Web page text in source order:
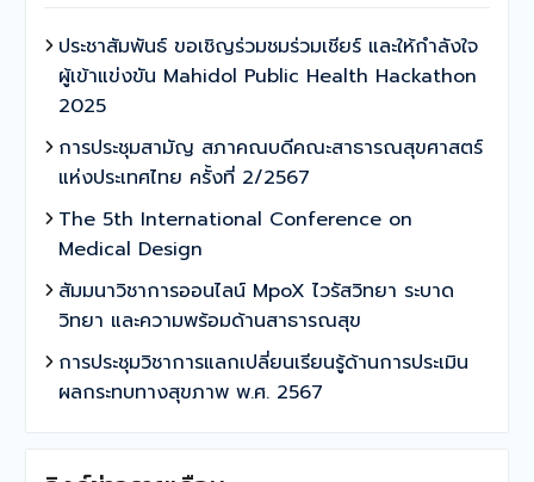
ประชาสัมพันธ์ ขอเชิญร่วมชมร่วมเชียร์ และให้กำลังใจ
ผู้เข้าแข่งขัน Mahidol Public Health Hackathon
2025
การประชุมสามัญ สภาคณบดีคณะสาธารณสุขศาสตร์
แห่งประเทศไทย ครั้งที่ 2/2567
The 5th International Conference on
Medical Design
สัมมนาวิชาการออนไลน์ MpoX ไวรัสวิทยา ระบาด
วิทยา และความพร้อมด้านสาธารณสุข
การประชุมวิชาการแลกเปลี่ยนเรียนรู้ด้านการประเมิน
ผลกระทบทางสุขภาพ พ.ศ. 2567